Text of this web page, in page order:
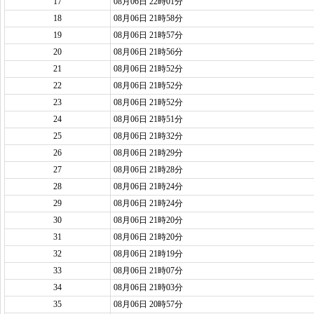
18
08月06日 21時58分
19
08月06日 21時57分
20
08月06日 21時56分
21
08月06日 21時52分
22
08月06日 21時52分
23
08月06日 21時52分
24
08月06日 21時51分
25
08月06日 21時32分
26
08月06日 21時29分
27
08月06日 21時28分
28
08月06日 21時24分
29
08月06日 21時24分
30
08月06日 21時20分
31
08月06日 21時20分
32
08月06日 21時19分
33
08月06日 21時07分
34
08月06日 21時03分
35
08月06日 20時57分